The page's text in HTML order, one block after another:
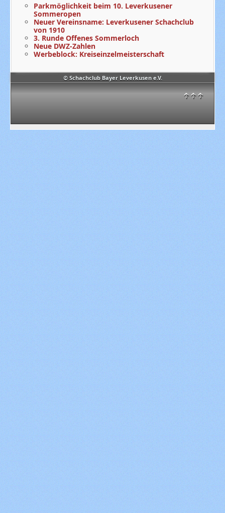
© Schachclub Bayer Leverkusen e.V.
↑↑↑
Parkmöglichkeit beim 10. Leverkusener
Sommeropen
Neuer Vereinsname: Leverkusener Schachclub
von 1910
3. Runde Offenes Sommerloch
Neue DWZ-Zahlen
Werbeblock: Kreiseinzelmeisterschaft